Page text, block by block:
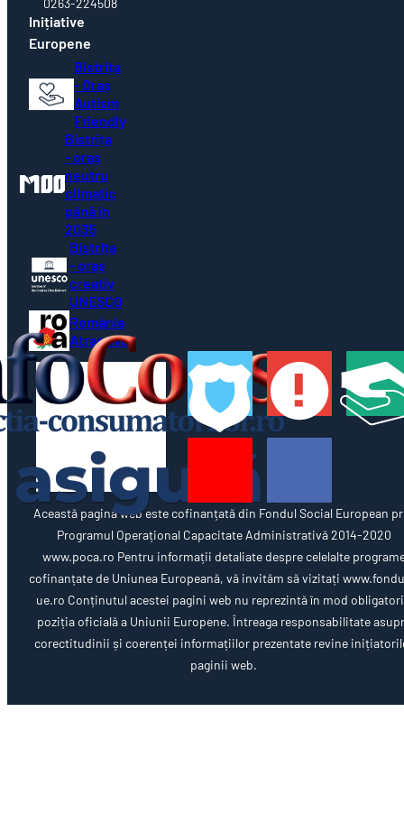
0263-224508
Inițiative
Europene
Bistrița
- Oraș
Autism
Friendly
Bistrița
- oraș
neutru
climatic
până în
2035
Bistrița
- oraș
creativ
UNESCO
România
Atractivă
Această pagină web este cofinanțată din Fondul Social European
Programul Operațional Capacitate Administrativă 2014-2020
www.poca.ro Pentru informații detaliate despre celelalte
cofinanțate de Uniunea Europeană, vă invităm să vizitați
ue.ro Conținutul acestei pagini web nu reprezintă în mod
poziția oficială a Uniunii Europene. Întreaga responsabilitate
corectitudinii și coerenței informațiilor prezentate revine
paginii web.